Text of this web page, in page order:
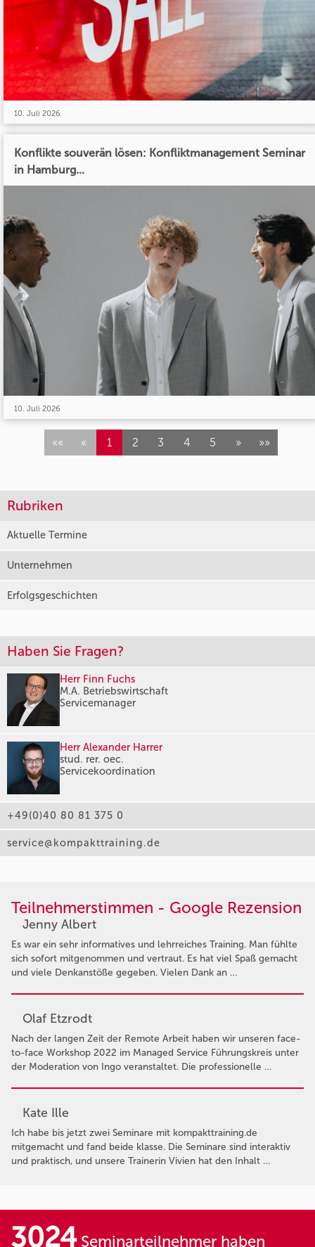
Rubriken
Aktuelle Termine
Unternehmen
Erfolgsgeschichten
Haben Sie Fragen?
Herr Finn Fuchs
M.A. Betriebswirtschaft
Servicemanager
Herr Alexander Harrer
stud. rer. oec.
Servicekoordination
+49(0)40 80 81 375 0
service@kompakttraining.de
10. Juli 2026
Konflikte souverän lösen: Konfliktmanagement Seminar
in Hamburg...
10. Juli 2026
«« « 1 2 3 4 5 » »»
Teilnehmerstimmen - Google Rezension
Jenny Albert
Es war ein sehr informatives und lehrreiches Training. Man fühlte
sich sofort mitgenommen und vertraut. Es hat viel Spaß gemacht
und viele Denkanstöße gegeben. Vielen Dank an …
Olaf Etzrodt
Nach der langen Zeit der Remote Arbeit haben wir unseren face-
to-face Workshop 2022 im Managed Service Führungskreis unter
der Moderation von Ingo veranstaltet. Die professionelle …
Kate Ille
Ich habe bis jetzt zwei Seminare mit kompakttraining.de
mitgemacht und fand beide klasse. Die Seminare sind interaktiv
und praktisch, und unsere Trainerin Vivien hat den Inhalt …
3024Seminarteilnehmer haben